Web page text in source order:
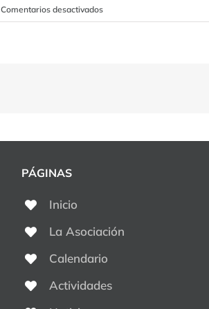
Comentarios desactivadosen
Contaminación
PÁGINAS
Inicio
La Asociación
Calendario
Actividades